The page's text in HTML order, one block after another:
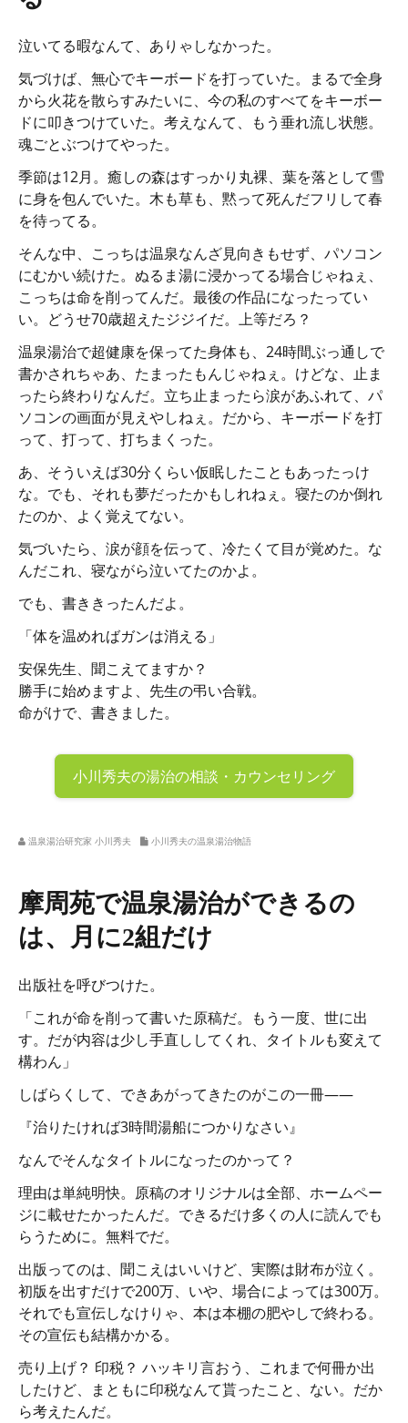
泣いてる暇なんて、ありゃしなかった。
気づけば、無心でキーボードを打っていた。まるで全身
から火花を散らすみたいに、今の私のすべてをキーボー
ドに叩きつけていた。考えなんて、もう垂れ流し状態。
魂ごとぶつけてやった。
季節は12月。癒しの森はすっかり丸裸、葉を落として雪
に身を包んでいた。木も草も、黙って死んだフリして春
を待ってる。
そんな中、こっちは温泉なんざ見向きもせず、パソコン
にむかい続けた。ぬるま湯に浸かってる場合じゃねぇ、
こっちは命を削ってんだ。最後の作品になったってい
い。どうせ70歳超えたジジイだ。上等だろ？
温泉湯治で超健康を保ってた身体も、24時間ぶっ通しで
書かされちゃあ、たまったもんじゃねぇ。けどな、止ま
ったら終わりなんだ。立ち止まったら涙があふれて、パ
ソコンの画面が見えやしねぇ。だから、キーボードを打
って、打って、打ちまくった。
あ、そういえば30分くらい仮眠したこともあったっけ
な。でも、それも夢だったかもしれねぇ。寝たのか倒れ
たのか、よく覚えてない。
気づいたら、涙が顔を伝って、冷たくて目が覚めた。な
んだこれ、寝ながら泣いてたのかよ。
でも、書ききったんだよ。
「体を温めればガンは消える」
安保先生、聞こえてますか？
勝手に始めますよ、先生の弔い合戦。
命がけで、書きました。
小川秀夫の湯治の相談・カウンセリング
温泉湯治研究家 小川秀夫 小川秀夫の温泉湯治物語
摩周苑で温泉湯治ができるの
は、月に2組だけ
出版社を呼びつけた。
「これが命を削って書いた原稿だ。もう一度、世に出
す。だが内容は少し手直ししてくれ、タイトルも変えて
構わん」
しばらくして、できあがってきたのがこの一冊――
『治りたければ3時間湯船につかりなさい』
なんでそんなタイトルになったのかって？
理由は単純明快。原稿のオリジナルは全部、ホームペー
ジに載せたかったんだ。できるだけ多くの人に読んでも
らうために。無料でだ。
出版ってのは、聞こえはいいけど、実際は財布が泣く。
初版を出すだけで200万、いや、場合によっては300万。
それでも宣伝しなけりゃ、本は本棚の肥やしで終わる。
その宣伝も結構かかる。
売り上げ？ 印税？ ハッキリ言おう、これまで何冊か出
したけど、まともに印税なんて貰ったこと、ない。だか
ら考えたんだ。